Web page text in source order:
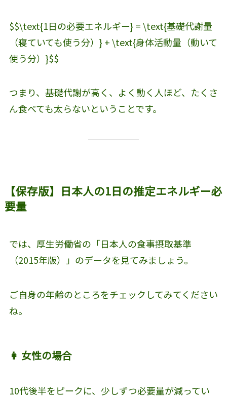
$$\text{1日の必要エネルギー} = \text{基礎代謝量
（寝ていても使う分）} + \text{身体活動量（動いて
使う分）}$$
つまり、基礎代謝が高く、よく動く人ほど、たくさ
ん食べても太らないということです。
【保存版】日本人の1日の推定エネルギー必
要量
では、厚生労働省の「日本人の食事摂取基準
（2015年版）」のデータを見てみましょう。
ご自身の年齢のところをチェックしてみてください
ね。
👩 女性の場合
10代後半をピークに、少しずつ必要量が減ってい